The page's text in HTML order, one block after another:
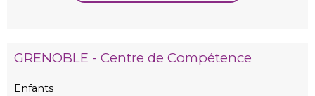
GRENOBLE - Centre de Compétence
Enfants